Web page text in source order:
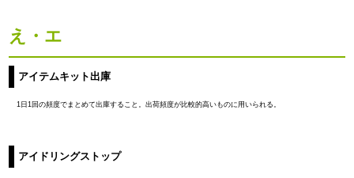
え・エ
アイテムキット出庫
1日1回の頻度でまとめて出庫すること。出荷頻度が比較的高いものに用いられる。
アイドリングストップ